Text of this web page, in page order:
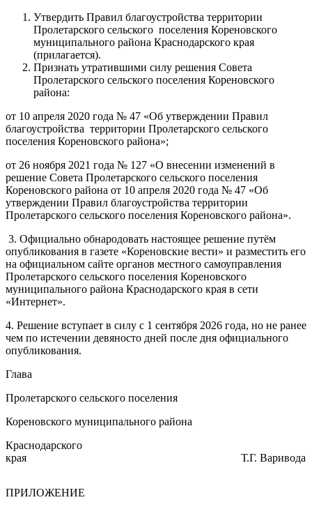
Утвердить Правил благоустройства территории
Пролетарского сельского поселения Кореновского
муниципального района Краснодарского края
(прилагается).
Признать утратившими силу решения Совета
Пролетарского сельского поселения Кореновского
района:
от 10 апреля 2020 года № 47 «Об утверждении Правил
благоустройства территории Пролетарского сельского
поселения Кореновского района»;
от 26 ноября 2021 года № 127 «О внесении изменений в
решение Совета Пролетарского сельского поселения
Кореновского района от 10 апреля 2020 года № 47 «Об
утверждении Правил благоустройства территории
Пролетарского сельского поселения Кореновского района».
3. Официально обнародовать настоящее решение путём
опубликования в газете «Кореновские вести» и разместить его
на официальном сайте органов местного самоуправления
Пролетарского сельского поселения Кореновского
муниципального района Краснодарского края в сети
«Интернет».
4. Решение вступает в силу с 1 сентября 2026 года, но не ранее
чем по истечении девяносто дней после дня официального
опубликования.
Глава
Пролетарского сельского поселения
Кореновского муниципального района
Краснодарского
края Т.Г. Варивода
ПРИЛОЖЕНИЕ